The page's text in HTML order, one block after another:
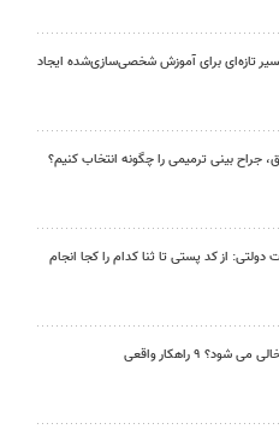
مسیر تازه‌ای برای آموزش شخصی‌سازی‌شده ایجاد
جراح بینی ترمیمی را چگونه انتخاب کنیم؟
دولتی: از کد پستی تا ثنا کدام را کجا انجام
۹ راهکار واقعی